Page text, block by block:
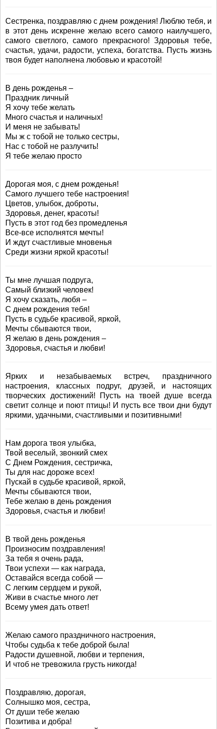
Сестренка, поздравляю с днем рождения! Люблю тебя, и
в этот день искренне желаю всего самого наилучшего,
самого светлого, самого прекрасного! Здоровья тебе,
счастья, удачи, радости, успеха, богатства. Пусть жизнь
твоя будет наполнена любовью и красотой!
В день рожденья –
Праздник личный
Я хочу тебе желать
Много счастья и наличных!
И меня не забывать!
Мы ж с тобой не только сестры,
Нас с тобой не разлучить!
Я тебе желаю просто
Дорогая моя, с днем рожденья!
Самого лучшего тебе настроения!
Цветов, улыбок, доброты,
Здоровья, денег, красоты!
Пусть в этот год без промедленья
Все-все исполнятся мечты!
И ждут счастливые мновенья
Среди жизни яркой красоты!
Ты мне лучшая подруга,
Самый близкий человек!
Я хочу сказать, любя –
С днем рождения тебя!
Пусть в судьбе красивой, яркой,
Мечты сбываются твои,
Я желаю в день рождения –
Здоровья, счастья и любви!
Ярких и незабываемых встреч, праздничного
настроения, классных подруг, друзей, и настоящих
творческих достижений! Пусть на твоей душе всегда
светит солнце и поют птицы! И пусть все твои дни будут
яркими, удачными, счастливыми и позитивными!
Нам дорога твоя улыбка,
Твой веселый, звонкий смех
С Днем Рождения, сестричка,
Ты для нас дороже всех!
Пускай в судьбе красивой, яркой,
Мечты сбываются твои,
Тебе желаю в день рождения
Здоровья, счастья и любви!
В твой день рожденья
Произносим поздравления!
За тебя я очень рада,
Твои успехи — как награда,
Оставайся всегда собой —
С легким сердцем и рукой,
Живи в счастье много лет
Всему умея дать ответ!
Желаю самого праздничного настроения,
Чтобы судьба к тебе доброй была!
Радости душевной, любви и терпения,
И чтоб не тревожила грусть никогда!
Поздравляю, дорогая,
Солнышко моя, сестра,
От души тебе желаю
Позитива и добра!